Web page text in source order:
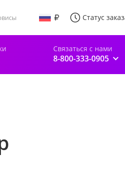
Статус
Связаться с нами
8-800-333-0905